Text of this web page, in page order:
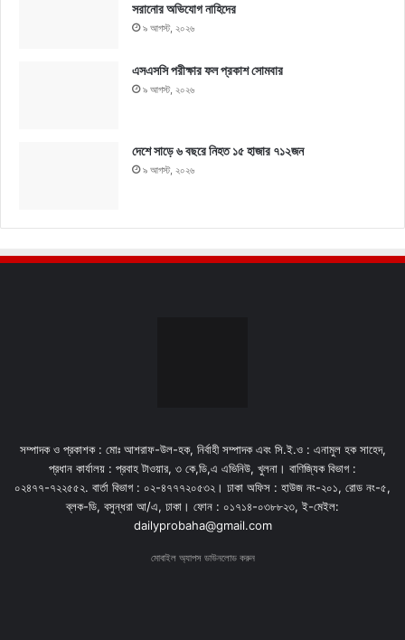
সরানোর অভিযোগ নাহিদের
৯ আগস্ট, ২০২৬
এসএসসি পরীক্ষার ফল প্রকাশ সোমবার
৯ আগস্ট, ২০২৬
দেশে সাড়ে ৬ বছরে নিহত ১৫ হাজার ৭১২জন
৯ আগস্ট, ২০২৬
সম্পাদক ও প্রকাশক : মোঃ আশরাফ-উল-হক, নির্বাহী সম্পাদক এবং সি.ই.ও : এনামুল হক সাহেদ,
প্রধান কার্যালয় : প্রবাহ টাওয়ার, ৩ কে,ডি,এ এভিনিউ, খুলনা। বাণিজ্যিক বিভাগ :
০২৪৭৭-৭২২৫৫২. বার্তা বিভাগ : ০২-৪৭৭৭২০৫৩২। ঢাকা অফিস : হাউজ নং-২০১, রোড নং-৫,
ব্লক-ডি, বসুন্ধরা আ/এ, ঢাকা। ফোন : ০১৭১৪-০৩৮৮২৩, ই-মেইল:
dailyprobaha@gmail.com
মোবাইল অ্যাপস ডাউনলোড করুন